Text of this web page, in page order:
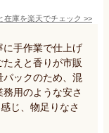
在庫を楽天でチェック >>
に手作業で仕上げ
えと香りが市販
ックのため、混
用のような安さ
じ、物足りなさ